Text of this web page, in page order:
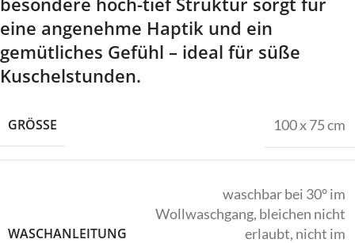
eine angenehme Haptik und ein
gemütliches Gefühl – ideal für süße
Kuschelstunden.
GRÖSSE 100 x 75 cm
WASCHANLEITUNG
waschbar bei 30° im
Wollwaschgang, bleichen nicht
erlaubt, nicht im